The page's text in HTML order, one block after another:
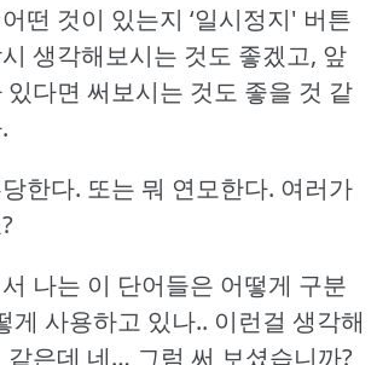
떤 것이 있는지 ‘일시정지' 버튼
생각해보시는 것도 좋겠고, 앞
있다면 써보시는 것도 좋을 것 같
한다. 또는 뭐 연모한다. 여러가
나는 이 단어들은 어떻게 구분
게 사용하고 있나.. 이런걸 생각해
같은데 네… 그럼 써 보셨습니까?